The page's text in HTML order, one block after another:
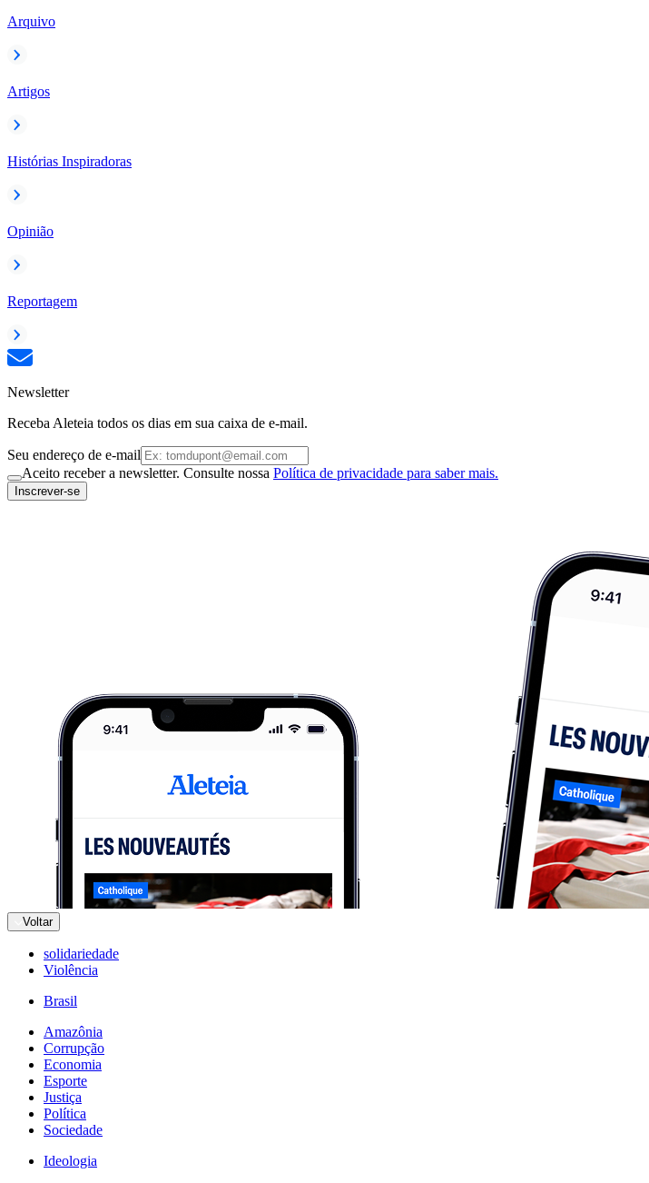
Arquivo
Artigos
Histórias Inspiradoras
Opinião
Reportagem
Newsletter
Receba Aleteia todos os dias em sua caixa de e-mail.
Seu endereço de e-mail
Aceito receber a newsletter. Consulte nossa Política de privacidade para saber mais.
Inscrever-se
Voltar
solidariedade
Violência
Brasil
Amazônia
Corrupção
Economia
Esporte
Justiça
Política
Sociedade
Ideologia